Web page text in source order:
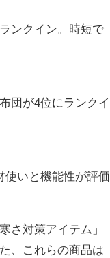
ンクイン。時短で
団が4位にランクイ
使いと機能性が評価
さ対策アイテム」
、これらの商品は